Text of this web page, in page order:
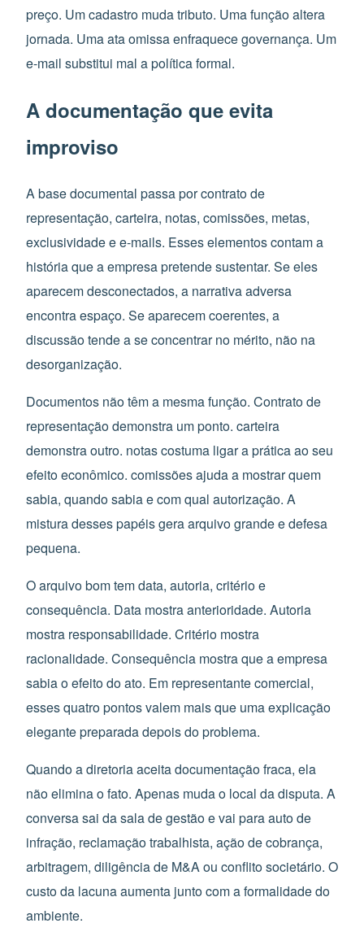
preço. Um cadastro muda tributo. Uma função altera
jornada. Uma ata omissa enfraquece governança. Um
e-mail substitui mal a política formal.
A documentação que evita
improviso
A base documental passa por contrato de
representação, carteira, notas, comissões, metas,
exclusividade e e-mails. Esses elementos contam a
história que a empresa pretende sustentar. Se eles
aparecem desconectados, a narrativa adversa
encontra espaço. Se aparecem coerentes, a
discussão tende a se concentrar no mérito, não na
desorganização.
Documentos não têm a mesma função. Contrato de
representação demonstra um ponto. carteira
demonstra outro. notas costuma ligar a prática ao seu
efeito econômico. comissões ajuda a mostrar quem
sabia, quando sabia e com qual autorização. A
mistura desses papéis gera arquivo grande e defesa
pequena.
O arquivo bom tem data, autoria, critério e
consequência. Data mostra anterioridade. Autoria
mostra responsabilidade. Critério mostra
racionalidade. Consequência mostra que a empresa
sabia o efeito do ato. Em representante comercial,
esses quatro pontos valem mais que uma explicação
elegante preparada depois do problema.
Quando a diretoria aceita documentação fraca, ela
não elimina o fato. Apenas muda o local da disputa. A
conversa sai da sala de gestão e vai para auto de
infração, reclamação trabalhista, ação de cobrança,
arbitragem, diligência de M&A ou conflito societário. O
custo da lacuna aumenta junto com a formalidade do
ambiente.